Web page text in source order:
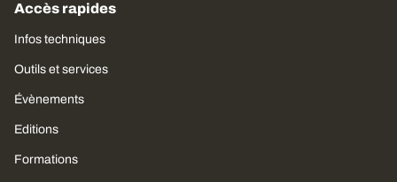
Accès rapides
Infos techniques
Outils et services
Évènements
Editions
Formations